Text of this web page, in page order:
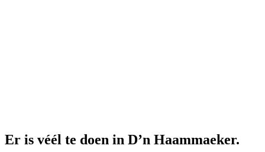
Er is véél te doen in D’n Haammaeker.